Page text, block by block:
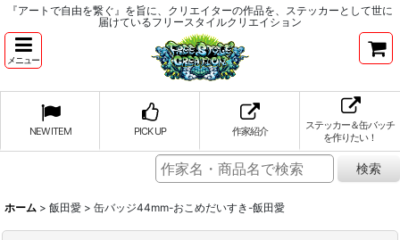
『アートで自由を繋ぐ』を旨に、クリエイターの作品を、ステッカーとして世に
届けているフリースタイルクリエイション
メニュー
NEW ITEM PICK UP 作家紹介
ステッカー＆缶バッチ
を作りたい！
ホーム > 飯田愛 > 缶バッジ44mm-おこめだいすき-飯田愛